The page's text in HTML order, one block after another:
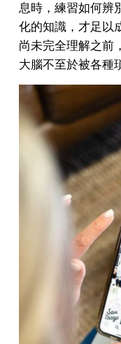
息時，練習如何辨
化的知識，才足以
尚未完全理解之前
大腦不至於被各種